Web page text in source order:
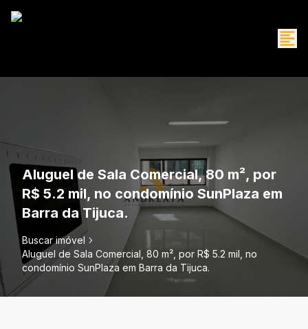
Aluguel de Sala Comercial, 80 m², por
R$ 5.2 mil, no condomínio SunPlaza em
Barra da Tijuca.
Buscar imóvel
Aluguel de Sala Comercial, 80 m², por R$ 5.2 mil, no
condomínio SunPlaza em Barra da Tijuca.